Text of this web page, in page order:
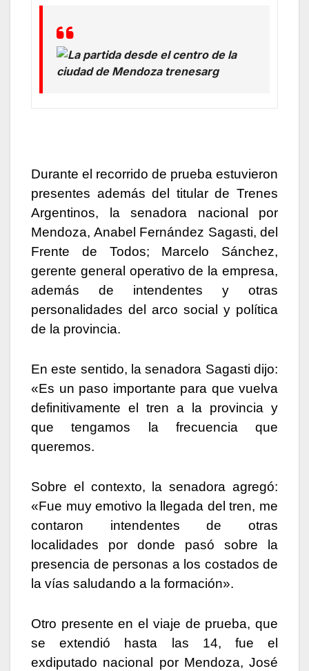
Durante el recorrido de prueba estuvieron
presentes además del titular de Trenes
Argentinos, la senadora nacional por
Mendoza, Anabel Fernández Sagasti, del
Frente de Todos; Marcelo Sánchez,
gerente general operativo de la empresa,
además de intendentes y otras
personalidades del arco social y política
de la provincia.
En este sentido, la senadora Sagasti dijo:
«Es un paso importante para que vuelva
definitivamente el tren a la provincia y
que tengamos la frecuencia que
queremos.
Sobre el contexto, la senadora agregó:
«Fue muy emotivo la llegada del tren, me
contaron intendentes de otras
localidades por donde pasó sobre la
presencia de personas a los costados de
la vías saludando a la formación».
Otro presente en el viaje de prueba, que
se extendió hasta las 14, fue el
exdiputado nacional por Mendoza, José